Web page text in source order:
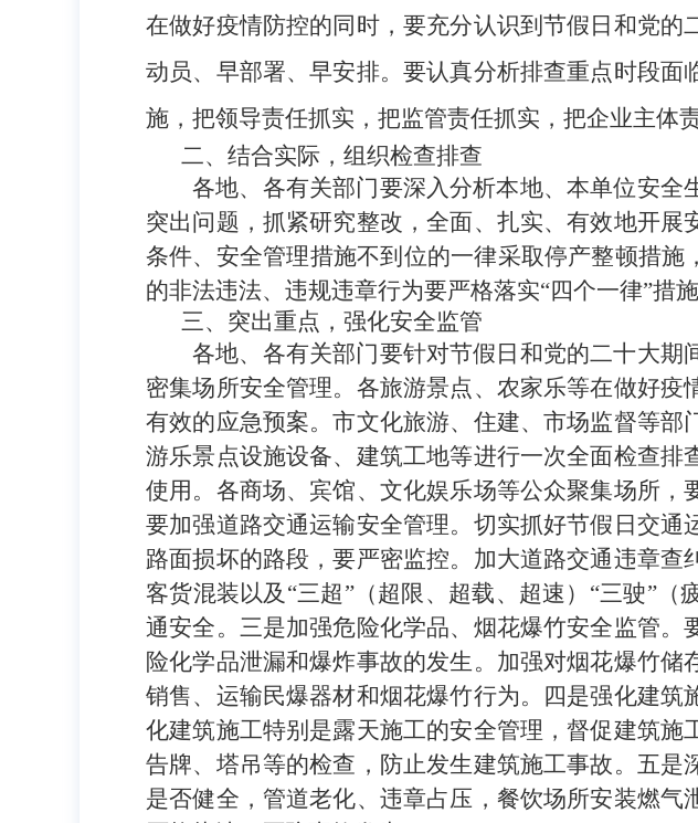
在做好疫情防控的同时，要充分认识到节假日和党的
动员、早部署、早安排。要认真分析排查重点时段面
施，把领导责任抓实，把监管责任抓实，把企业主体
二、结合实际，组织检查排查
各地、各有关部门要深入分析本地、本单位安
突出问题，抓紧研究整改，全面、扎实、有效地开
条件、安全管理措施不到位的一律采取停产整顿措
的非法违法、违规违章行为要严格落实“四个一律”措
三、突出重点，强化安全监管
各地、各有关部门要针对节假日和党的二十大
密集场所安全管理。各旅游景点、农家乐等在做好
有效的应急预案。市文化旅游、住建、市场监督等
游乐景点设施设备、建筑工地等进行一次全面检查
使用。各商场、宾馆、文化娱乐场等公众聚集场所
要加强道路交通运输安全管理。切实抓好节假日交
路面损坏的路段，要严密监控。加大道路交通违章查
客货混装以及“三超”（超限、超载、超速）“三驶”
通安全。三是加强危险化学品、烟花爆竹安全监管
险化学品泄漏和爆炸事故的发生。加强对烟花爆竹储
销售、运输民爆器材和烟花爆竹行为。四是强化建
化建筑施工特别是露天施工的安全管理，督促建筑
告牌、塔吊等的检查，防止发生建筑施工事故。五
是否健全，管道老化、违章占压， 餐饮场所安装燃气